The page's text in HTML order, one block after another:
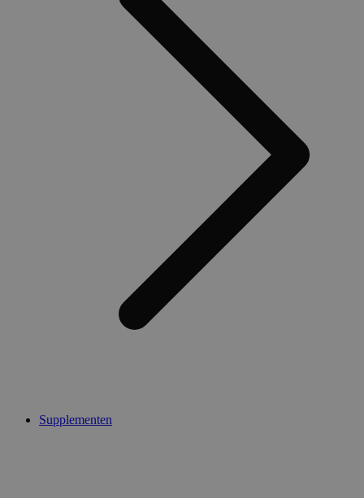
Supplementen